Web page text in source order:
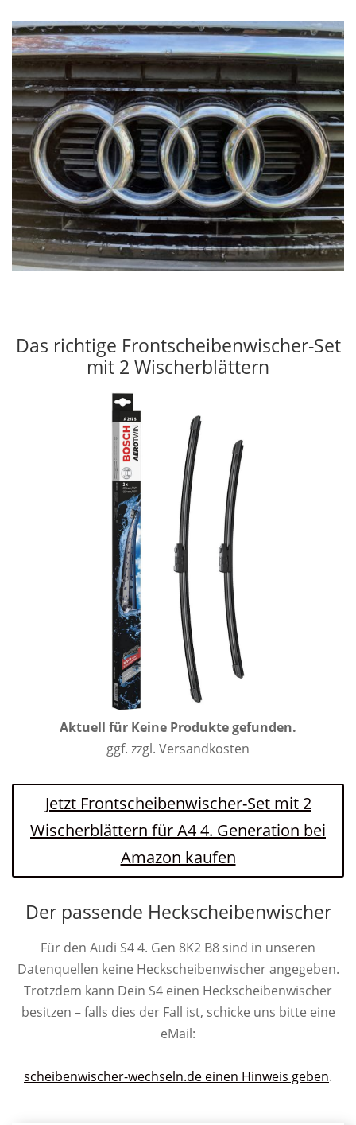
Das richtige Frontscheibenwischer-Set
mit 2 Wischerblättern
Aktuell für Keine Produkte gefunden.
ggf. zzgl. Versandkosten
Jetzt Frontscheibenwischer-Set mit 2
Wischerblättern für A4 4. Generation bei
Amazon kaufen
Der passende Heckscheibenwischer
Für den Audi S4 4. Gen 8K2 B8 sind in unseren
Datenquellen keine Heckscheibenwischer angegeben.
Trotzdem kann Dein S4 einen Heckscheibenwischer
besitzen – falls dies der Fall ist, schicke uns bitte eine
eMail:
scheibenwischer-wechseln.de einen Hinweis geben.